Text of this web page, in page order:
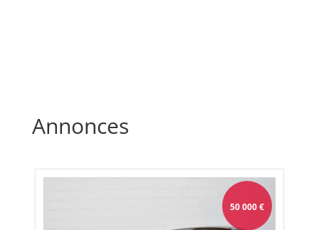
Annonces
50 000€